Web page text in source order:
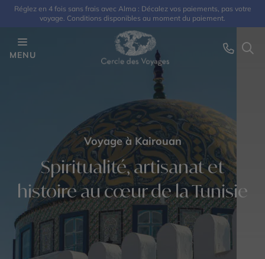
Réglez en 4 fois sans frais avec Alma : Décalez vos paiements, pas votre
voyage. Conditions disponibles au moment du paiement.
MENU
Voyage à Kairouan
Spiritualité, artisanat et
histoire au cœur de la Tunisie